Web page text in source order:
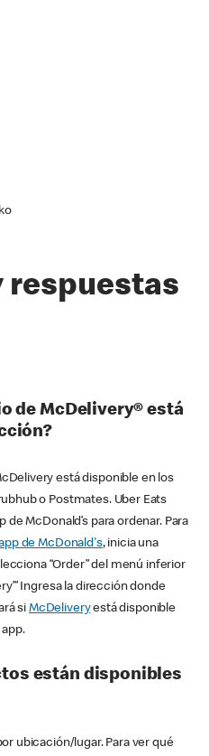
respuestas
de McDelivery® está
está disponible en los
o Postmates. Uber Eats
McDonald’s para ordenar. Para
de McDonald's, inicia una
“Order” del menú inferior
Ingresa la dirección donde
si McDeliveryestá disponible
están disponibles
ubicación/lugar. Para ver qué